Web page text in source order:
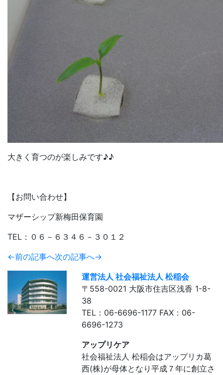
大きく育つのが楽しみです♪♪
【お問い合わせ】
マザーシップ新梅田保育園
TEL：０６－６３４６－３０１２
←前の記事へ次の記事へ→
運営法人 社会福祉法人 松稲会
〒558-0021 大阪市住吉区浅香 1-8-
38
TEL：06-6696-1177 FAX：06-
6696-1273
アップリケア
社会福祉法人 松稲会はアップリカ葛
西(株)が母体となり平成７年に創立さ